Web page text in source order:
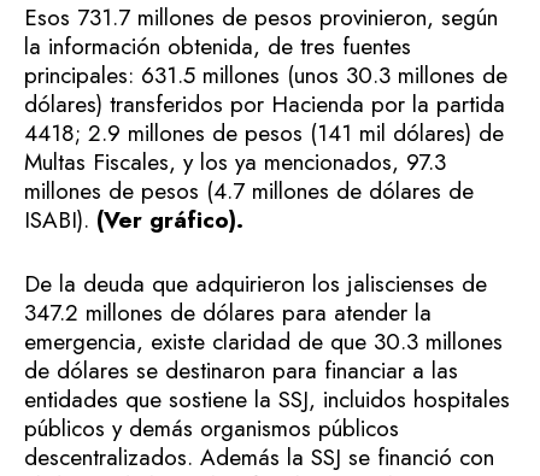
Esos 731.7 millones de pesos provinieron, según
la información obtenida, de tres fuentes
principales: 631.5 millones (unos 30.3 millones de
dólares) transferidos por Hacienda por la partida
4418; 2.9 millones de pesos (141 mil dólares) de
Multas Fiscales, y los ya mencionados, 97.3
millones de pesos (4.7 millones de dólares de
ISABI). (Ver gráfico).
De la deuda que adquirieron los jaliscienses de
347.2 millones de dólares para atender la
emergencia, existe claridad de que 30.3 millones
de dólares se destinaron para financiar a las
entidades que sostiene la SSJ, incluidos hospitales
públicos y demás organismos públicos
descentralizados. Además la SSJ se financió con